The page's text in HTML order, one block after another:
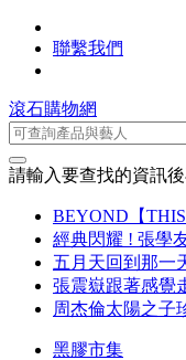
聯繫我們
滾石購物網
請輸入要查找的資訊
BEYOND【
經典閃耀 ! 張學
五月天回到那一
張震嶽跟著感覺
周杰倫太陽之子
黑膠市集